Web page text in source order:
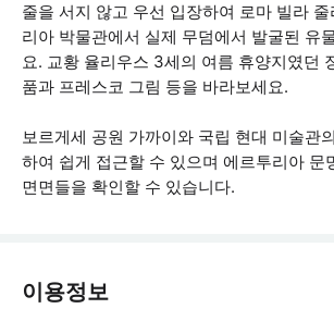
줄을 서지 않고 우선 입장하여 로마 빌라
리아 박물관에서 실제 무덤에서 발굴된 유
요. 교황 율리우스 3세의 여름 휴양지였던
품과 프레스코 그림 등을 바라보세요.
보르게세 공원 가까이와 국립 현대 미술관
하여 쉽게 접근할 수 있으며 에르투리아 문
면면들을 확인할 수 있습니다.
이용정보